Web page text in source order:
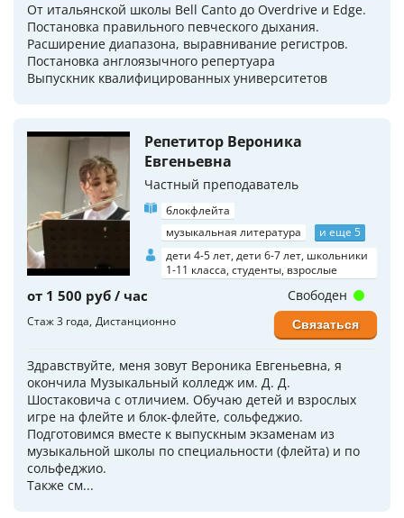
От итальянской школы Bell Canto до Overdrive и Edge.
Постановка правильного певческого дыхания.
Расширение диапазона, выравнивание регистров.
Постановка англоязычного репертуара
Выпускник квалифицированных университетов
Репетитор Вероника
Евгеньевна
Частный преподаватель
блокфлейта
музыкальная литература
и еще 5
дети 4-5 лет, дети 6-7 лет, школьники
1-11 класса, студенты, взрослые
от 1 500 руб / час
Стаж 3 года Дистанционно
Здравствуйте, меня зовут Вероника Евгеньевна, я
окончила Музыкальный колледж им. Д. Д.
Шостаковича с отличием. Обучаю детей и взрослых
игре на флейте и блок-флейте, сольфеджио.
Подготовимся вместе к выпускным экзаменам из
музыкальной школы по специальности (флейта) и по
сольфеджио.
Также см...
Свободен
Связаться